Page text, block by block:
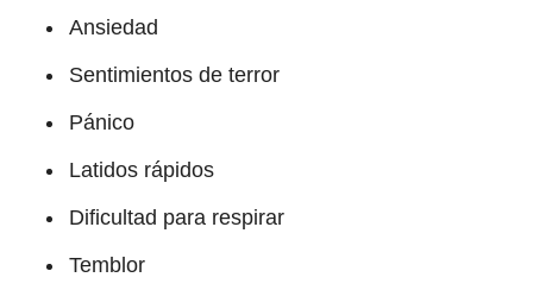
Ansiedad
Sentimientos de terror
Pánico
Latidos rápidos
Dificultad para respirar
Temblor